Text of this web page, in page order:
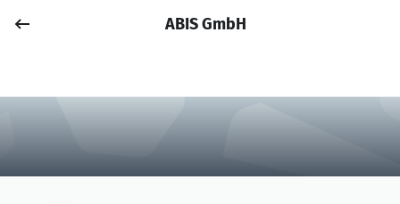
Anmelden
ABIS GmbH